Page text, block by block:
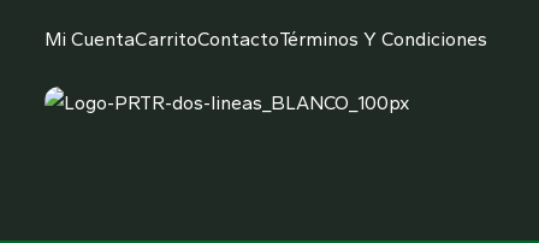
tu
en
aplicación
Mi CuentaCarritoContactoTérminos Y Condiciones